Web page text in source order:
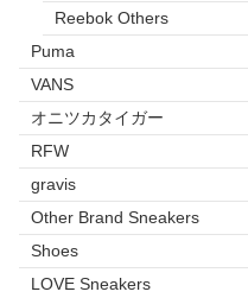
Reebok Others
Puma
VANS
オニツカタイガー
RFW
gravis
Other Brand Sneakers
Shoes
LOVE Sneakers